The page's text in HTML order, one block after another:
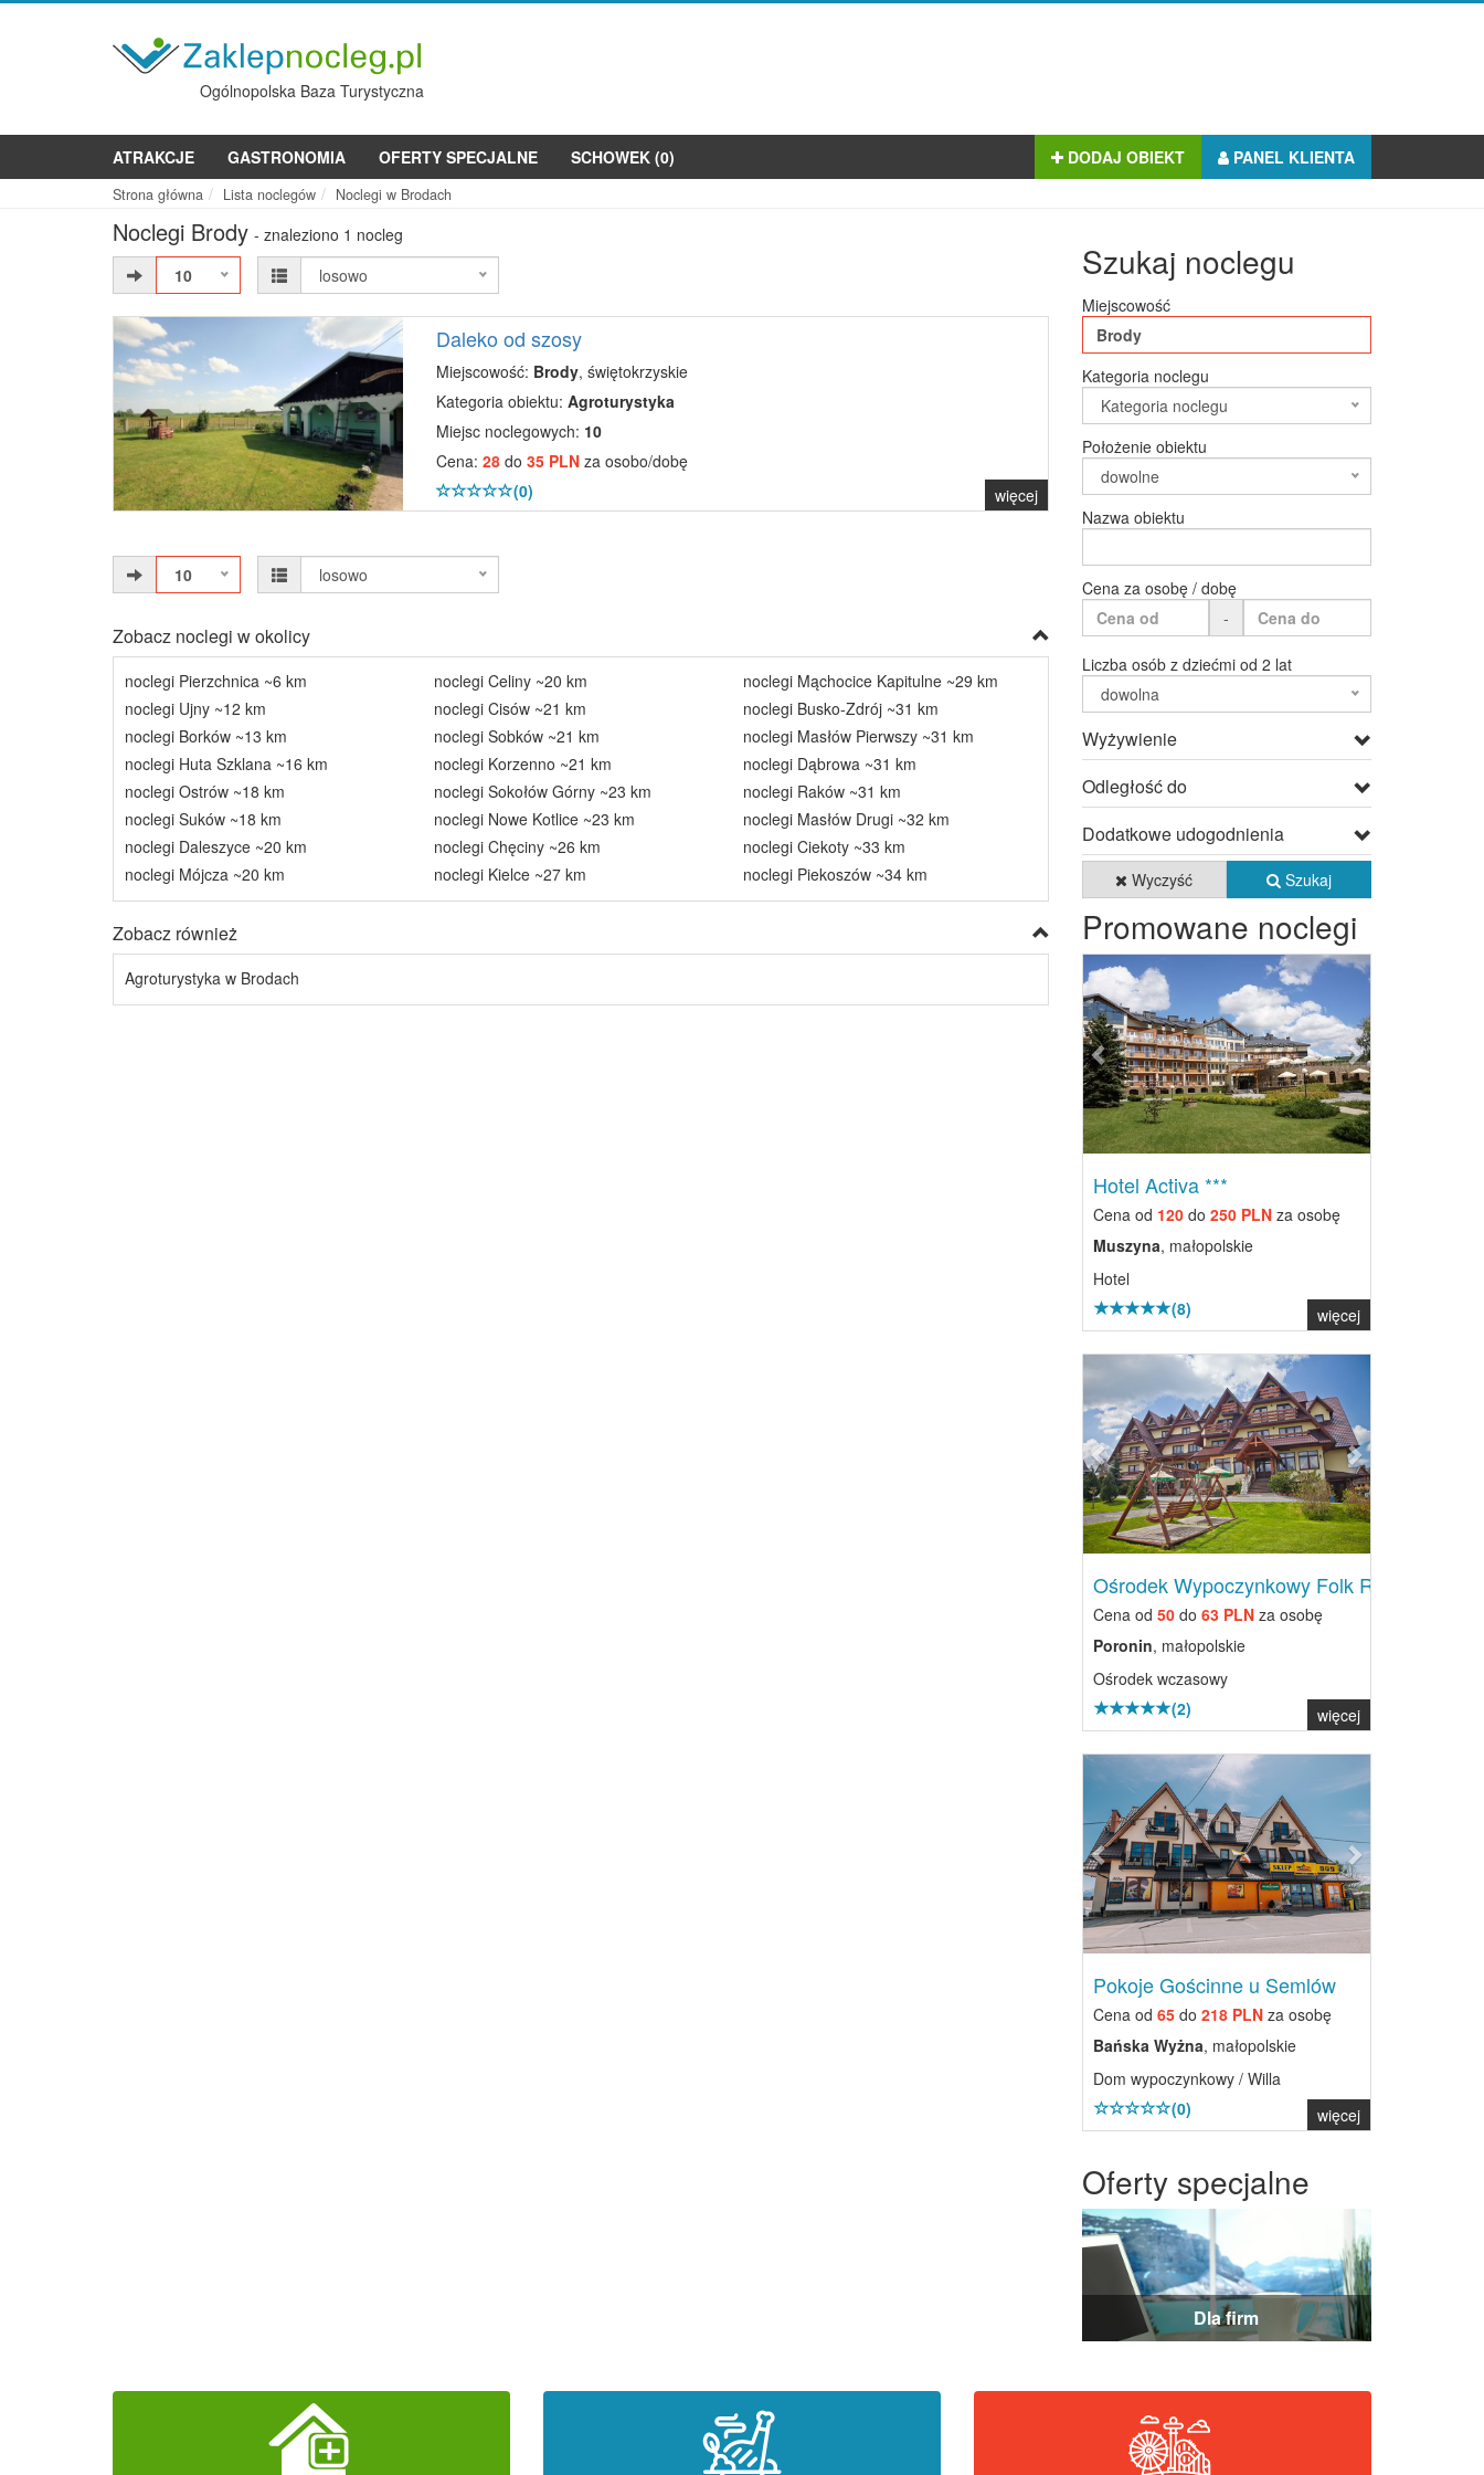
Ogólnopolska Baza Turystyczna
ATRAKCJE GASTRONOMIA OFERTY SPECJALNE SCHOWEK (0) DODAJ OBIEKT PANEL KLIENTA
Strona główna Lista noclegów Noclegi w Brodach
Noclegi Brody - znaleziono 1 nocleg
10
losowo
Daleko od szosy
Miejscowość: Brody, świętokrzyskie
Kategoria obiektu: Agroturystyka
Miejsc noclegowych: 10
Cena: 28do 35 PLNza osobo/dobę
(0)
więcej
10 losowo
Zobacz noclegi w okolicy
noclegi Pierzchnica ~6 km
noclegi Ujny ~12 km
noclegi Borków ~13 km
noclegi Huta Szklana ~16 km
noclegi Ostrów ~18 km
noclegi Suków ~18 km
noclegi Daleszyce ~20 km
noclegi Mójcza ~20 km
noclegi Celiny ~20 km
noclegi Cisów ~21 km
noclegi Sobków ~21 km
noclegi Korzenno ~21 km
noclegi Sokołów Górny ~23 km
noclegi Nowe Kotlice ~23 km
noclegi Chęciny ~26 km
noclegi Kielce ~27 km
noclegi Mąchocice Kapitulne ~29 km
noclegi Busko-Zdrój ~31 km
noclegi Masłów Pierwszy ~31 km
noclegi Dąbrowa ~31 km
noclegi Raków ~31 km
noclegi Masłów Drugi ~32 km
noclegi Ciekoty ~33 km
noclegi Piekoszów ~34 km
Zobacz również
Agroturystyka w Brodach
Szukaj noclegu
Miejscowość
Kategoria noclegu
Kategoria noclegu
Położenie obiektu
dowolne
Nazwa obiektu
Cena za osobę / dobę
-
Liczba osób z dziećmi od 2 lat
dowolna
Wyżywienie
Odległość do
Dodatkowe udogodnienia
Wyczyść Szukaj
Promowane noclegi
Previous Next
Hotel Activa ***
Cena od 120do 250 PLNza osobę
Muszyna, małopolskie
Hotel
(8)
więcej
Previous
Ośrodek Wypoczynkowy Folk Res...
Cena od 50do 63 PLNza osobę
Poronin, małopolskie
Ośrodek wczasowy
(2)
więcej
Previous Next
Pokoje Gościnne u Semlów
Cena od 65do 218 PLNza osobę
Bańska Wyżna, małopolskie
Dom wypoczynkowy / Willa
(0)
więcej
Oferty specjalne
Dla firm